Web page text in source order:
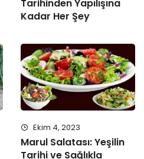
Tarihinden Yapılışına
Kadar Her Şey
Ekim 4, 2023
Marul Salatası: Yeşilin
Tarihi ve Sağlıkla